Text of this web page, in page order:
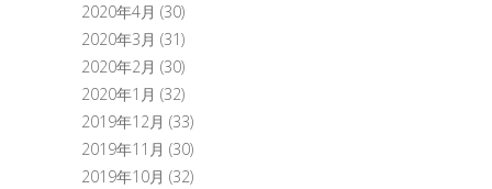
2020年4月 (30)
2020年3月 (31)
2020年2月 (30)
2020年1月 (32)
2019年12月 (33)
2019年11月 (30)
2019年10月 (32)